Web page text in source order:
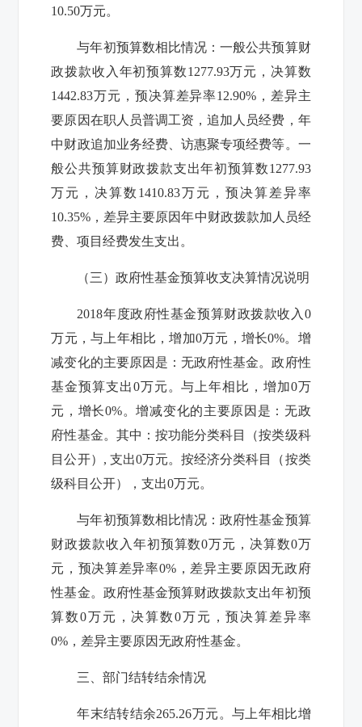
10.50万元。
与年初预算数相比情况：一般公共预算财
政拨款收入年初预算数1277.93万元，决算数
1442.83万元，预决算差异率12.90% ，差异主
要原因在职人员普调工资，追加人员经费，年
中财政追加业务经费、访惠聚专项经费等。 一
般公共预算财政拨款支出年初预算数1277.93
万元，决算数 1410.83万元，预决算差异率
10.35% ，差异主要原因年中财政拨款加人员经
费、项目经费发生支出。
（三）政府性基金预算收支决算情况说明
2018年度政府性基金预算财政拨款收入 0
万元，与上年相比，增加0万元，增长0%。增
减变化的主要原因是：无政府性基金。政府性
基金预算支出0万元。与上年相比，增加0万
元，增长0%。增减变化的主要原因是：无政
府性基金。其中：按功能分类科目（按类级科
目公开） , 支出0万元。按经济分类科目（按类
级科目公开），支出0万元。
与年初预算数相比情况：政府性基金预算
财政拨款收入年初预算数0万元，决算数0万
元，预决算差异率0%，差异主要原因无政府
性基金。政府性基金预算财政拨款支出年初预
算数0万元，决算数0万元，预决算差异率
0% ，差异主要原因无政府性基金。
三、部门结转结余情况
年末结转结余265.26万元。与上年相比增